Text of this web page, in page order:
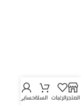
المتجرالرغبات السلةحسابي